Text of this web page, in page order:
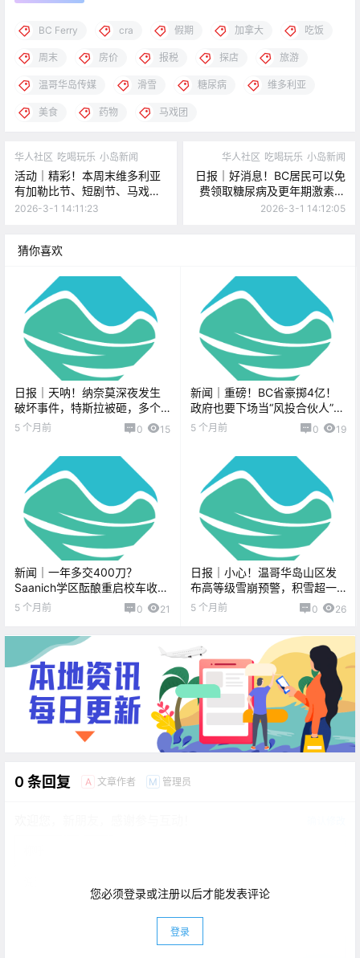
BC Ferry cra 假期 加拿大 吃饭
周末 房价 报税 探店 旅游
温哥华岛传媒 滑雪 糖尿病 维多利亚
美食 药物 马戏团
华人社区 吃喝玩乐 小岛新闻
活动｜精彩！本周末维多利亚
有加勒比节、短剧节、马戏歌
舞秀、文学节、多场音乐演
2026-3-1 14:11:23
华人社区 吃喝玩乐 小岛新闻
日报｜好消息！BC居民可以免
费领取糖尿病及更年期激素治
疗药物了！Oak Bay人气冰淇
2026-3-1 14:12:05
猜你喜欢
日报｜天呐！纳奈莫深夜发生
破坏事件，特斯拉被砸，多个
邮筒被连根拔起！温哥华网红
5 个月前 0 15
新闻｜重磅！BC省豪掷4亿！
政府也要下场当“风投合伙人”
了？维多利亚知名素食餐厅关
5 个月前 0 19
新闻｜一年多交400刀？
Saanich学区酝酿重启校车收
费！BC Ferries坚持中国造船，
联邦政府审查表示没问题！
5 个月前 0 21
日报｜小心！温哥华岛山区发
布高等级雪崩预警，积雪超一
米！维多利亚国际机场打击人
5 个月前 0 26
0 条回复 A 文章作者 M 管理员
您必须登录或注册以后才能发表评论
登录